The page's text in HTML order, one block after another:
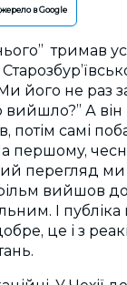
в Google
тримав
його не раз
А він
потім самі
першому,
перегляд
вийшов
І публіка
це і з